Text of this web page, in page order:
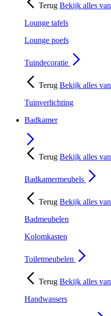
Terug Bekijk alles van
Lounge tafels
Lounge poefs
Tuindecoratie
Terug Bekijk alles van
Tuinverlichting
Badkamer
Terug Bekijk alles van
Badkamermeubels
Terug Bekijk alles van
Badmeubelen
Kolomkasten
Toiletmeubelen
Terug Bekijk alles van
Handwassers